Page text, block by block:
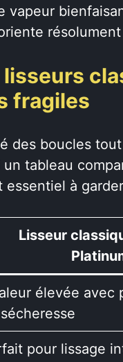
vapeur
fragiles
des boucles
tableau
essentiel à
Lisseur
élevée avec
pour lissage